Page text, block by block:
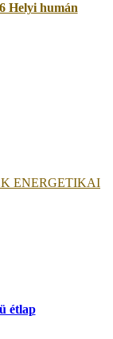
Helyi humán
ENERGETIKAI
étlap